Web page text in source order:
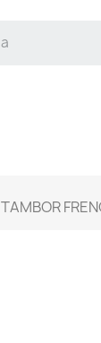
TAMBOR